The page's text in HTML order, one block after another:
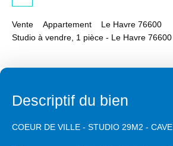
Vente Appartement
Le Havre 76600
Studio à vendre, 1 pièce - Le Havre 76600
Descriptif du bien
COEUR DE VILLE - STUDIO 29M2 - CAVE